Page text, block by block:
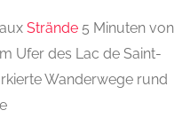
Strände 5 Minuten von
Ufer des Lac de Saint-
Wanderwege rund